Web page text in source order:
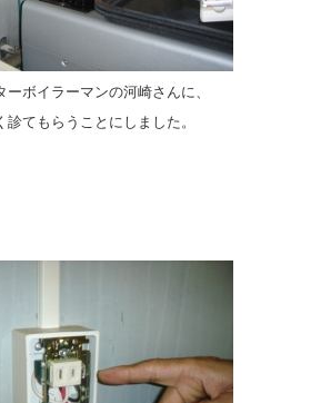
ボイラーマンの河崎さんに、
診てもらうことにしました。